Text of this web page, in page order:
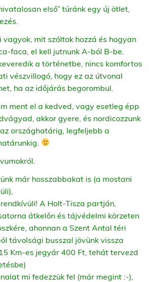
első” túránk egy új ötlet,
vagyok, mit szóltok hozzá és hogyan
faca, el kell jutnunk A-ból B-be.
a történetbe, nincs komfortos
vészvillogó, hogy ez az útvonal
ha az időjárás begorombul.
ment el a kedved, vagy esetleg épp
akkor gyere, és nordicozzunk
országhatárig, legfeljebb a
már hosszabbakat is (a mostani
A Holt-Tisza partján,
átkelőn és tájvédelmi körzeten
ahonnan a Szent Antal téri
távolsági busszal jövünk vissza
Km-es jegyár 400 Ft, tehát tervezd
mi fedezzük fel (már megint :-),